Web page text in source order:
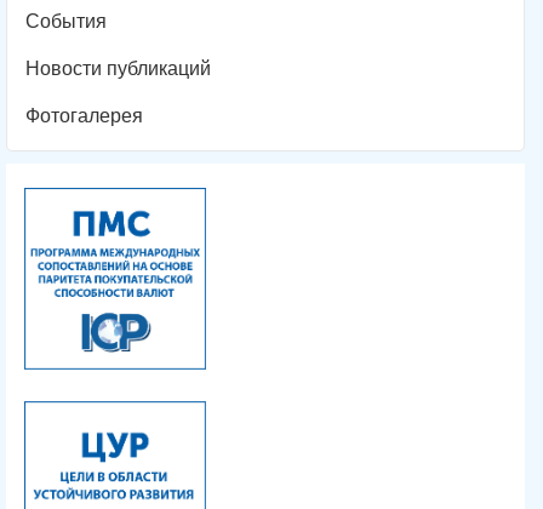
События
Новости публикаций
Фотогалерея